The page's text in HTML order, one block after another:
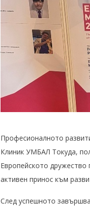
Професионалното
Клиник УМБАЛ Токуда,
Европейското дружество
активен принос към
След успешното